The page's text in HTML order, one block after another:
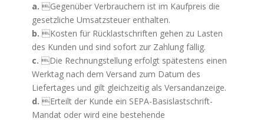
a. Gegenüber Verbrauchern ist im Kaufpreis die
gesetzliche Umsatzsteuer enthalten.
b. Kosten für Rücklastschriften gehen zu Lasten
des Kunden und sind sofort zur Zahlung fällig.
c. Die Rechnungstellung erfolgt spätestens einen
Werktag nach dem Versand zum Datum des
Liefertages und gilt gleichzeitig als Versandanzeige.
d. Erteilt der Kunde ein SEPA-Basislastschrift-
Mandat oder wird eine bestehende